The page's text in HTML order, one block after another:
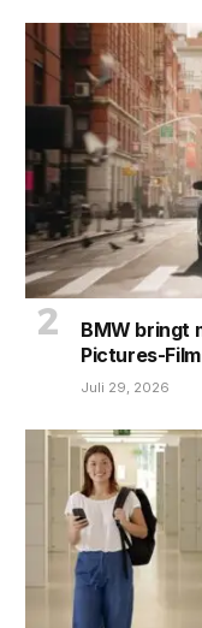
BMW bringt
Pictures-
Juli 29, 2026